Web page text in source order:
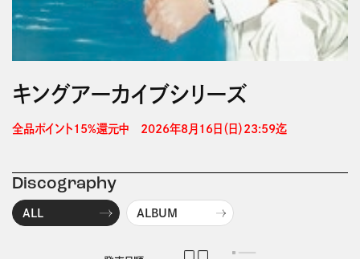
キングアーカイブシリーズ
全品ポイント15%還元中　2026年8月16日（日）23:59迄
Discography
ALL ALBUM